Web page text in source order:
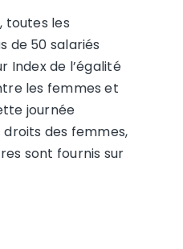
toutes les
de 50 salariés
Index de l’égalité
les femmes et
journée
des femmes,
sont fournis sur